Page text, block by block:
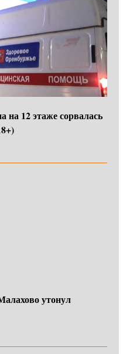
на 12 этаже сорвалась
утонул